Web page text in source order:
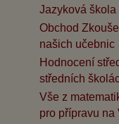
Jazyková škola
Obchod
našich učebnic
Hodnocení
středních
Vše z
pro přípravu na